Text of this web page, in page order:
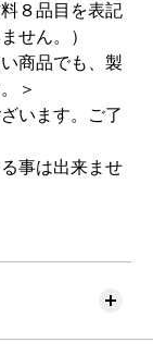
８品目を表記
せん。）
商品でも、製
＞
います。ご了
事は出来ませ